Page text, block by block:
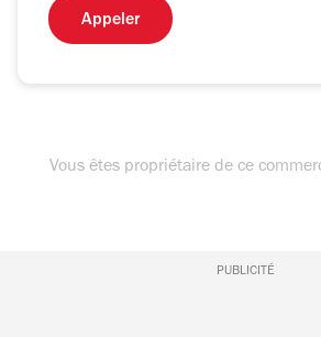
Appeler
Vous êtes propriétaire de ce
PUBLICITÉ